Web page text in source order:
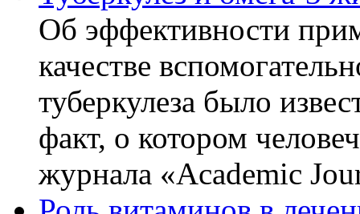
Об эффективности
качестве
туберкулеза было
факт, о котором
журнала «Academic